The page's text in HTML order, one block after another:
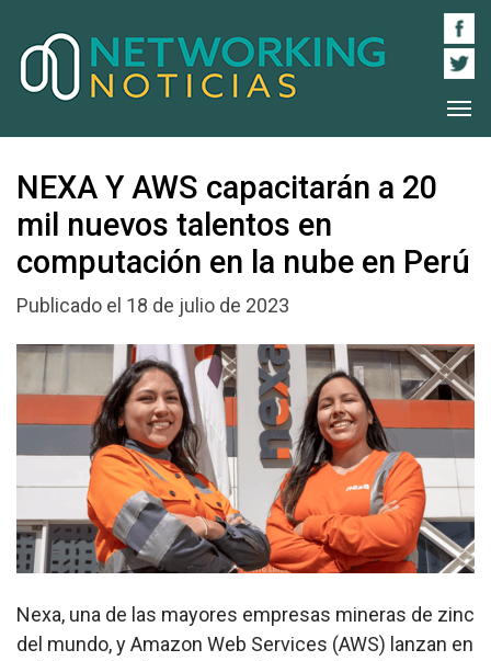
NEXA Y AWS capacitarán a 20
mil nuevos talentos en
computación en la nube en Perú
Publicado el 18 de julio de 2023
Nexa, una de las mayores empresas mineras de zinc
del mundo, y Amazon Web Services (AWS) lanzan en